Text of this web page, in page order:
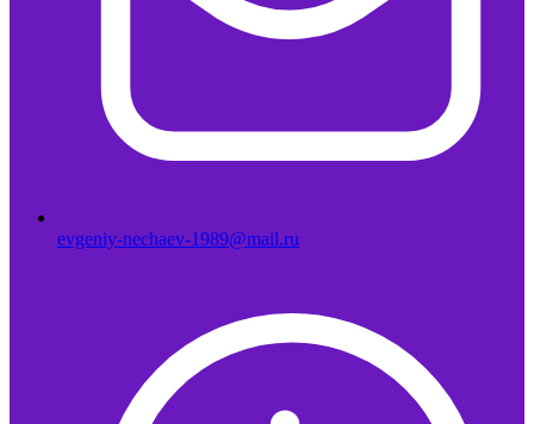
evgeniy-nechaev-1989@mail.ru